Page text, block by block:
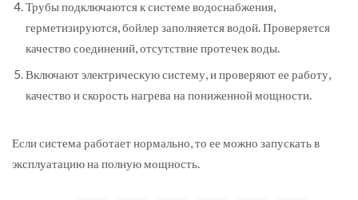
Трубы подключаются к системе водоснабжения,
герметизируются, бойлер заполняется водой. Проверяется
качество соединений, отсутствие протечек воды.
Включают электрическую систему, и проверяют ее работу,
качество и скорость нагрева на пониженной мощности.
Если система работает нормально, то ее можно запускать в
эксплуатацию на полную мощность.